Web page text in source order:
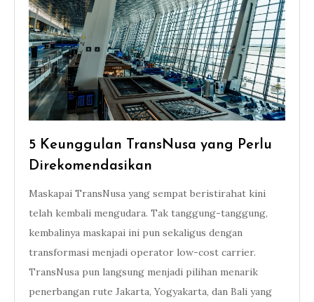
5 Keunggulan TransNusa yang Perlu
Direkomendasikan
Maskapai TransNusa yang sempat beristirahat kini
telah kembali mengudara. Tak tanggung-tanggung,
kembalinya maskapai ini pun sekaligus dengan
transformasi menjadi operator low-cost carrier.
TransNusa pun langsung menjadi pilihan menarik
penerbangan rute Jakarta, Yogyakarta, dan Bali yang